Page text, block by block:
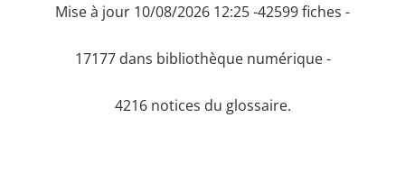
Mise à jour 10/08/2026 12:25 -42599 fiches -
17177 dans bibliothèque numérique -
4216 notices du glossaire.